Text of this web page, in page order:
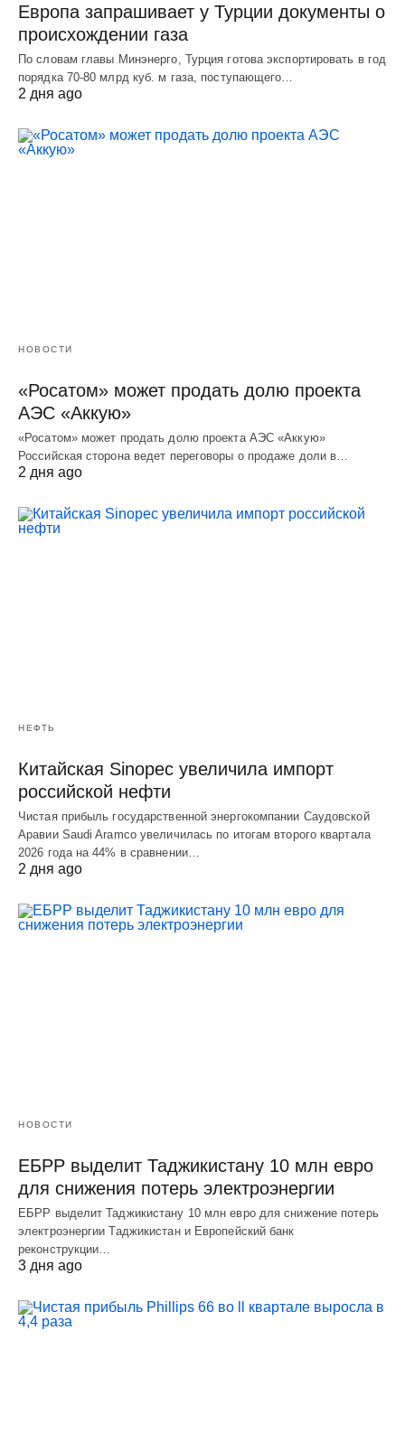
Европа запрашивает у Турции документы о
происхождении газа
По словам главы Минэнерго, Турция готова экспортировать в год
порядка 70-80 млрд куб. м газа, поступающего…
2 дня ago
НОВОСТИ
«Росатом» может продать долю проекта
АЭС «Аккую»
«Росатом» может продать долю проекта АЭС «Аккую»
Российская сторона ведет переговоры о продаже доли в…
2 дня ago
НЕФТЬ
Китайская Sinopec увеличила импорт
российской нефти
Чистая прибыль государственной энергокомпании Саудовской
Аравии Saudi Aramco увеличилась по итогам второго квартала
2026 года на 44% в сравнении…
2 дня ago
НОВОСТИ
ЕБРР выделит Таджикистану 10 млн евро
для снижения потерь электроэнергии
ЕБРР выделит Таджикистану 10 млн евро для снижение потерь
электроэнергии Таджикистан и Европейский банк
реконструкции…
3 дня ago